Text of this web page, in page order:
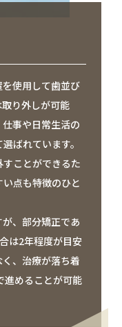
使用して歯並び
り外しが可能
事や日常生活の
ばれています。
ことができるた
点も特徴のひと
、部分矯正であ
は2年程度が目安
、治療が落ち着
進めることが可能